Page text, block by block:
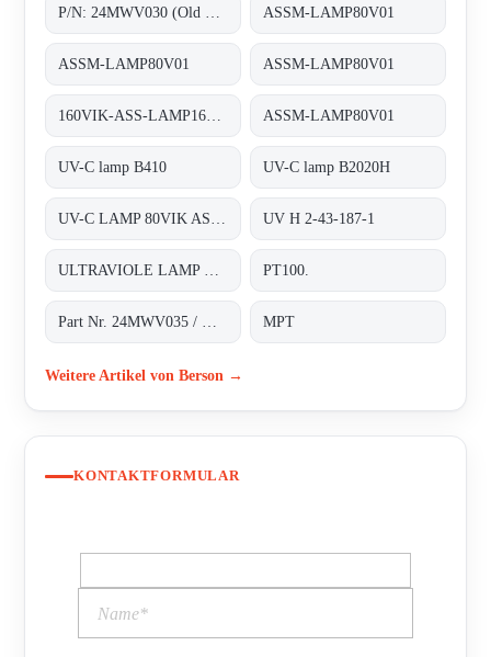
ASSM-LAMP80V01
ASSM-LAMP80V01 ASSM-LAMP80V01
ASSM-LAMP80V01
UV-C lamp B410 UV-C lamp B2020H
UV H 2-43-187-1
PT100.
MPT
Weitere Artikel von Berson →
KONTAKTFORMULAR